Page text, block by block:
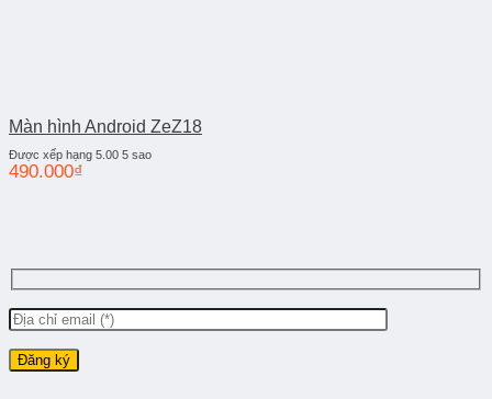
Màn hình Android ZeZ18
Được xếp hạng 5.00 5 sao
490.000₫